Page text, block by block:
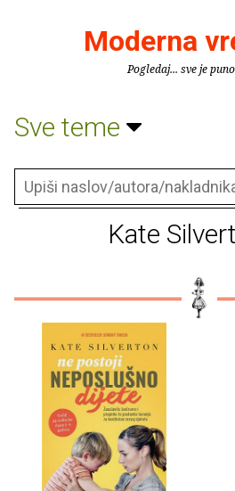
Moderna
Pogledaj... sve je
Sve teme
Kate